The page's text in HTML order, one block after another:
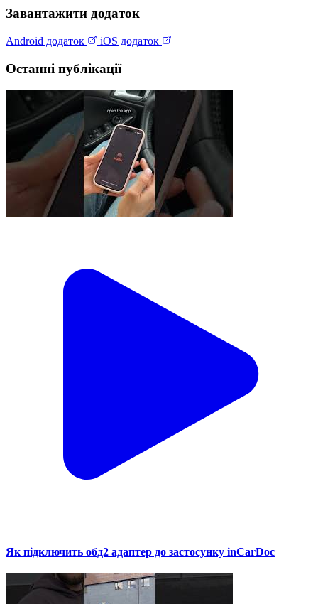
Завантажити додаток
Android додаток iOS додаток
Останні публікації
Як підключить обд2 адаптер до застосунку inCarDoc